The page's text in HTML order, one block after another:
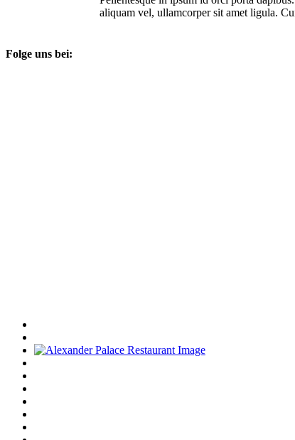
aliquam vel, ullamcorper sit amet ligula.
Folge uns bei: